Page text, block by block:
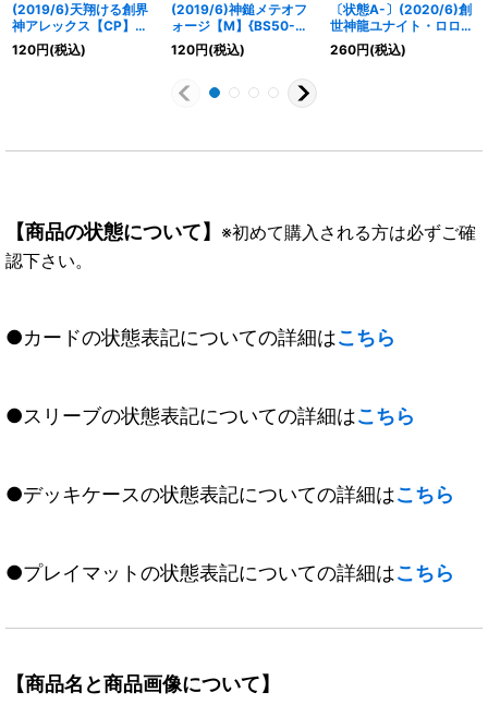
(2019/6)天翔ける創界
神アレックス【CP】
{BS50-CP01}《多》
120円(税込)
(2019/6)神鎚メテオフ
ォージ【M】{BS50-
080}《青》
120円(税込)
〔状態A-〕(2020/6)創
世神龍ユナイト・ロロ・
ドラゴン【XX】{BS51-
XX02}《多》
260円(税込)
【商品の状態について】 ※初めて購入される方は必ずご確
認下さい。
●カードの状態表記についての詳細はこちら
●スリーブの状態表記についての詳細はこちら
●デッキケースの状態表記についての詳細はこちら
●プレイマットの状態表記についての詳細はこちら
【商品名と商品画像について】